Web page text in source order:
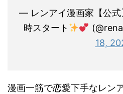
— レンアイ漫画家【公
時スタート
18,
漫画一筋で恋愛下手なレン